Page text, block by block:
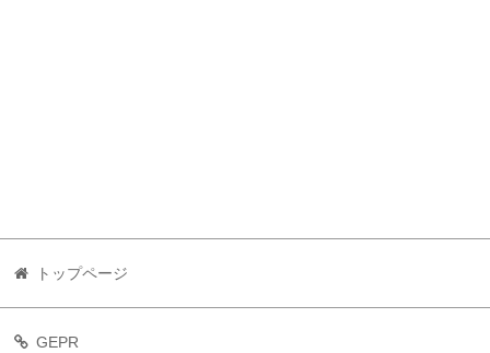
トップページ
GEPR